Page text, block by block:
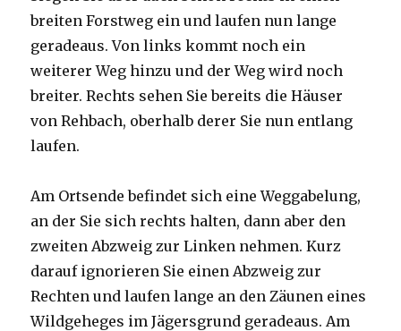
breiten Forstweg ein und laufen nun lange
geradeaus. Von links kommt noch ein
weiterer Weg hinzu und der Weg wird noch
breiter. Rechts sehen Sie bereits die Häuser
von Rehbach, oberhalb derer Sie nun entlang
laufen.
Am Ortsende befindet sich eine Weggabelung,
an der Sie sich rechts halten, dann aber den
zweiten Abzweig zur Linken nehmen. Kurz
darauf ignorieren Sie einen Abzweig zur
Rechten und laufen lange an den Zäunen eines
Wildgeheges im Jägersgrund geradeaus. Am